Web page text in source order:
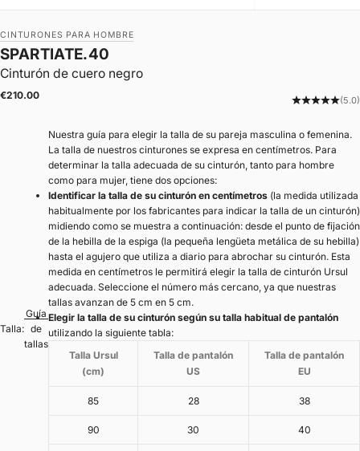
CINTURONES PARA HOMBRE
Cinturón de cuero negro
SPARTIATE.40
Precio de oferta
€210.00 (5.0)
Talla:
Guía
de
tallas
Nuestra guía para elegir la talla de su pareja masculina o femenina.
La talla de nuestros cinturones se expresa en centímetros. Para
determinar la talla adecuada de su cinturón, tanto para hombre
como para mujer, tiene dos opciones:
Identificar la talla de su cinturón en centímetros (la medida utilizada
habitualmente por los fabricantes para indicar la talla de un cinturón)
midiendo como se muestra a continuación: desde el punto de fijación
de la hebilla de la espiga (la pequeña lengüeta metálica de su hebilla)
hasta el agujero que utiliza a diario para abrochar su cinturón. Esta
medida en centímetros le permitirá elegir la talla de cinturón Ursul
adecuada. Seleccione el número más cercano, ya que nuestras
tallas avanzan de 5 cm en 5 cm.
Elegir la talla de su cinturón según su talla habitual de pantalón
utilizando la siguiente tabla:
Talla Ursul
(cm)
Talla de pantalón
US
Talla de pantalón
EU
85 28 38
90 30 40